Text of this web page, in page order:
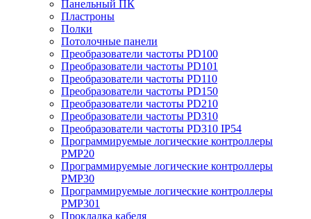
Панельный ПК
Пластроны
Полки
Потолочные панели
Преобразователи частоты PD100
Преобразователи частоты PD101
Преобразователи частоты PD110
Преобразователи частоты PD150
Преобразователи частоты PD210
Преобразователи частоты PD310
Преобразователи частоты PD310 IP54
Программируемые логические контроллеры
PMP20
Программируемые логические контроллеры
PMP30
Программируемые логические контроллеры
PMP301
Прокладка кабеля